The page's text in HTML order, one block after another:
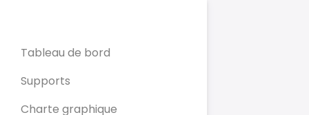
Tableau de bord
Supports
Charte graphique